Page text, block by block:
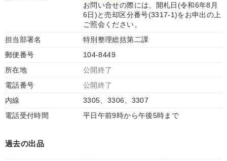
お問い合せの際には、開札日(令和6年8月
6日)と売却区分番号(3317-1)をお申出の上
ご照会ください。
担当部署名
特別整理総括第二課
郵便番号
104-8449
所在地
公開終了
電話番号
公開終了
内線
3305、3306、3307
電話受付時間
平日午前9時から午後5時まで
過去の出品